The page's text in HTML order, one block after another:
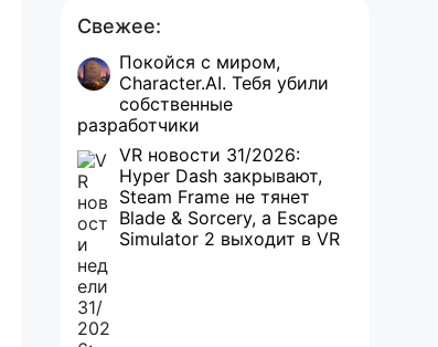
Свежее:
Покойся с миром,
Character.AI. Тебя убили
собственные
разработчики
VR новости 31/2026:
Hyper Dash закрывают,
Steam Frame не тянет
Blade & Sorcery, а Escape
Simulator 2 выходит в VR